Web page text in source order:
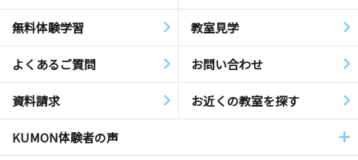
無料体験学習 教室見学
よくあるご質問 お問い合わせ
資料請求 お近くの教室を探す
KUMON体験者の声